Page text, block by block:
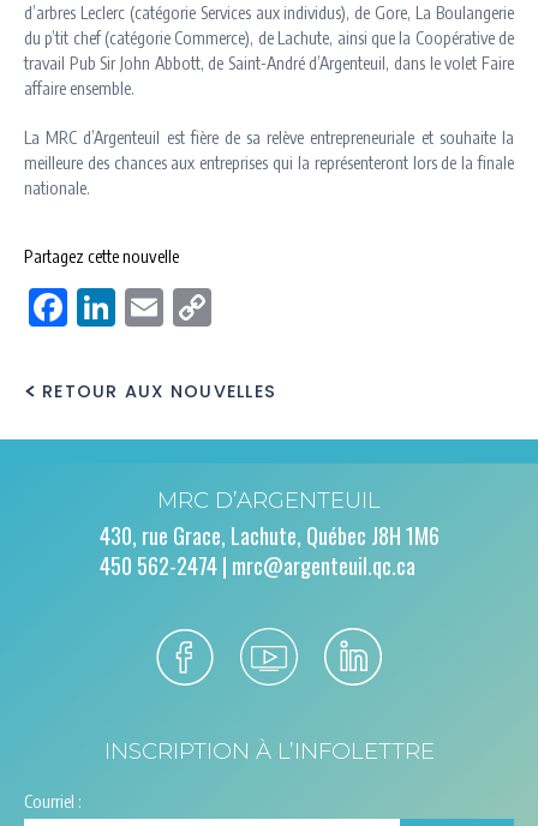
d’arbres Leclerc (catégorie Services aux individus), de Gore, La Boulangerie
du p’tit chef (catégorie Commerce), de Lachute, ainsi que la Coopérative de
travail Pub Sir John Abbott, de Saint-André d’Argenteuil, dans le volet Faire
affaire ensemble.
La MRC d’Argenteuil est fière de sa relève entrepreneuriale et souhaite la
meilleure des chances aux entreprises qui la représenteront lors de la finale
nationale.
Partagez cette nouvelle
Facebook
LinkedIn
Email
RETOUR AUX NOUVELLES
MRC D’ARGENTEUIL
430, rue Grace, Lachute, Québec J8H 1M6
450 562-2474 | mrc@argenteuil.qc.ca
INSCRIPTION À L’INFOLETTRE
Courriel :